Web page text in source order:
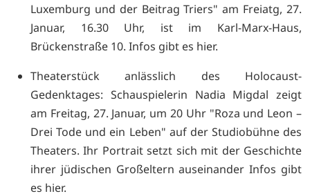
Luxemburg und der Beitrag Triers" am Freiatg, 27.
Januar, 16.30 Uhr, ist im Karl-Marx-Haus,
Brückenstraße 10. Infos gibt es hier.
Theaterstück anlässlich des Holocaust-
Gedenktages: Schauspielerin Nadia Migdal zeigt
am Freitag, 27. Januar, um 20 Uhr "Roza und Leon –
Drei Tode und ein Leben" auf der Studiobühne des
Theaters. Ihr Portrait setzt sich mit der Geschichte
ihrer jüdischen Großeltern auseinander Infos gibt
es hier.